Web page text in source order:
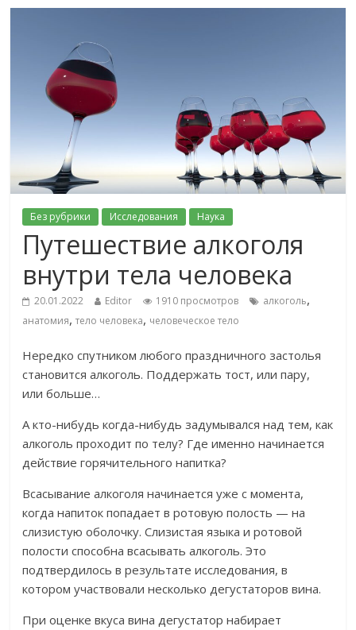
Без рубрики Исследования Наука
Путешествие алкоголя
внутри тела человека
20.01.2022 Editor 1910 просмотров алкоголь,
анатомия,тело человека, человеческое тело
Нередко спутником любого праздничного застолья
становится алкоголь. Поддержать тост, или пару,
или больше…
А кто-нибудь когда-нибудь задумывался над тем, как
алкоголь проходит по телу? Где именно начинается
действие горячительного напитка?
Всасывание алкоголя начинается уже с момента,
когда напиток попадает в ротовую полость — на
слизистую оболочку. Слизистая языка и ротовой
полости способна всасывать алкоголь. Это
подтвердилось в результате исследования, в
котором участвовали несколько дегустаторов вина.
При оценке вкуса вина дегустатор набирает